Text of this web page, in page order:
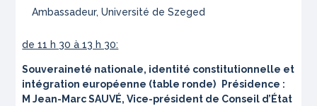
Ambassadeur, Université de Szeged
de 11 h 30 à 13 h 30:
Souveraineté nationale, identité constitutionnelle et
intégration européenne (table ronde)
Présidence :
M Jean-Marc SAUVÉ, Vice-président de Conseil d’État